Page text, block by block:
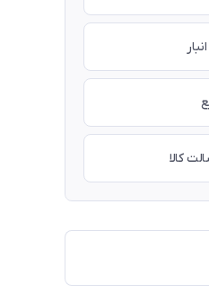
کالا